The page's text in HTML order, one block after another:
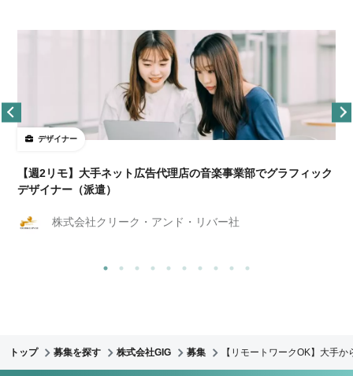
デザイナー
【週2リモ】大手ネット広告代理店の音楽事業部でグラフィック
デザイナー（派遣）
株式会社クリーク・アンド・リバー社
トップ 募集を探す 株式会社GIG 募集 【リモートワークOK】大手